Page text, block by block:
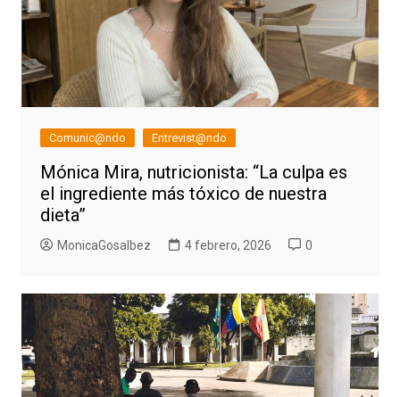
Comunic@ndo Entrevist@ndo
Mónica Mira, nutricionista: “La culpa es
el ingrediente más tóxico de nuestra
dieta”
MonicaGosalbez 4 febrero, 2026 0